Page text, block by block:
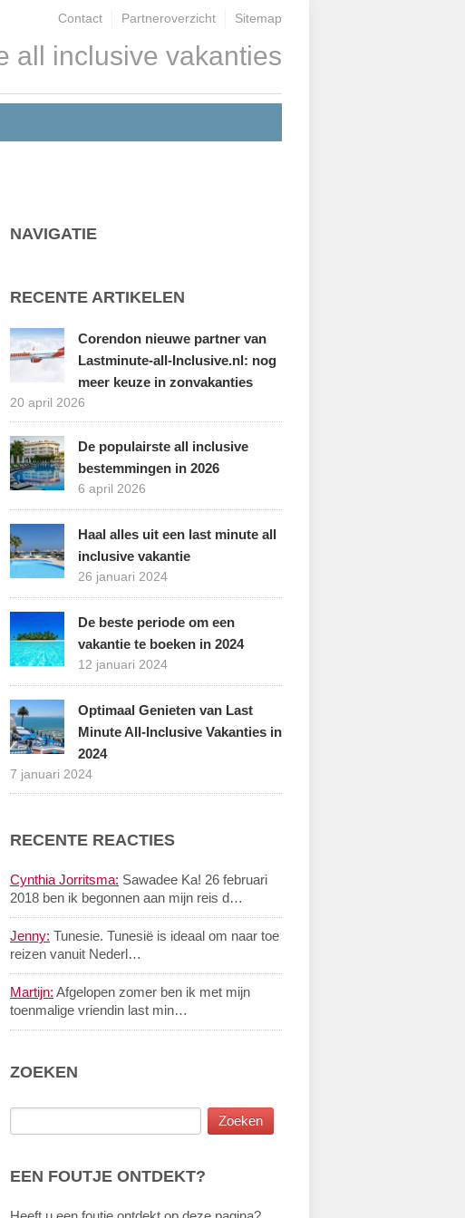
Contact Partneroverzicht Sitemap
all inclusive vakanties
NAVIGATIE
RECENTE ARTIKELEN
Corendon nieuwe partner van
Lastminute-all-Inclusive.nl: nog
meer keuze in zonvakanties
20 april 2026
De populairste all inclusive
bestemmingen in 2026
6 april 2026
Haal alles uit een last minute all
inclusive vakantie
26 januari 2024
De beste periode om een
vakantie te boeken in 2024
12 januari 2024
Optimaal Genieten van Last
Minute All-Inclusive Vakanties in
2024
7 januari 2024
RECENTE REACTIES
Cynthia Jorritsma: Sawadee Ka! 26 februari
2018 ben ik begonnen aan mijn reis d…
Jenny: Tunesie. Tunesië is ideaal om naar toe
reizen vanuit Nederl…
Martijn: Afgelopen zomer ben ik met mijn
toenmalige vriendin last min…
ZOEKEN
EEN FOUTJE ONTDEKT?